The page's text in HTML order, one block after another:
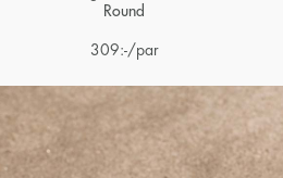
Round
309:-/par